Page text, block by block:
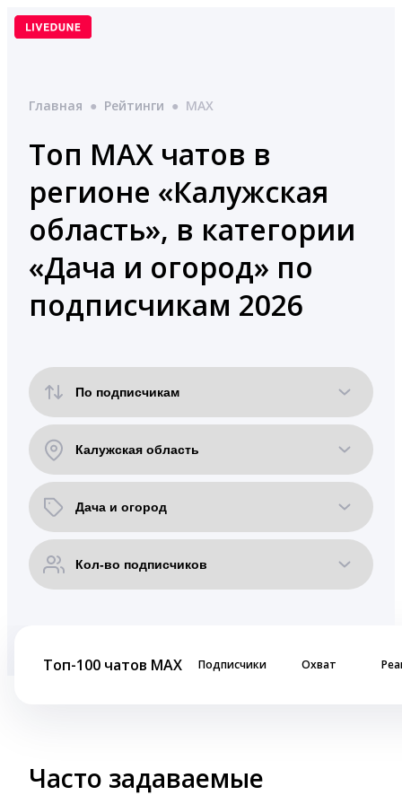
Перейти
Главная ● Рейтинги ● MAX
Топ MAX чатов в
регионе «Калужская
область», в категории
«Дача и огород» по
подписчикам 2026
Топ-100 чатов MAX Подписчики Охват
Часто задаваемые